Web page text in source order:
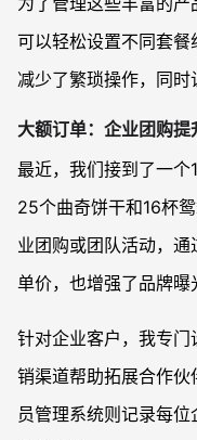
可以轻松设置不同套餐
减少了繁琐操作，同时
大额订单：企业团购提
最近，我们接到了一个
25个曲奇饼干和16杯
业团购或团队活动，
单价，也增强了品牌曝
针对企业客户，我专门
销渠道帮助拓展合作
员管理系统则记录每